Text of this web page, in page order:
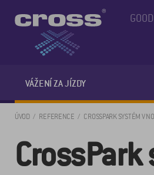
VÁŽENÍ ZA JÍZDY
ÚVOD REFERENCE CROSSPARK SYSTÉM V